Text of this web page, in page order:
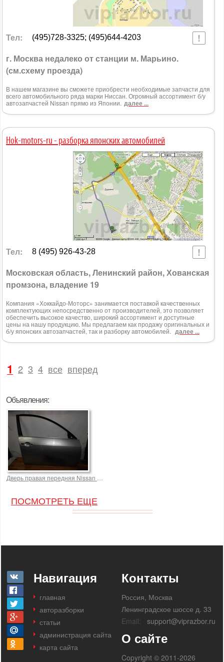
Объявления:
Дверь правая передняя Nissan Primera 5500,0 р.
ПОСМОТРЕТЬ ЕЩЕ
Тел: (495)728-3325; (495)644-4203
г. Москва недалеко от станции м. Марьино.
(см.схему проезда)
В нашем магазине вы сможете приобрести необходимые запчасти для
всего автомобильного ряда марки Ниссан. Огромный ассортимент б/у
автозапчастей Nissan прямо из Японии. далее ...
Hok-motors-ru - разборка японских автомобилей
Тел: 8 (495) 926-43-28
Московская область, Ленинский район, Хованская
промзона, владение 19
Компания «Хоккайдо-Моторс» занимается поставкой качественных
комплектующих непосредственно от производителей, это позволяет
обеспечить высокое качество, широкий ассортимент и доступные
цены на нашу продукцию. Мы предлагаем как продажу оригинальных и
б/у японских автозапчастей, так и разборку автомобилей. далее ...
1 2 3 4 все вперед
Навигация
главная
авторазборки
статьи
администрация сайта
карта сайта
Контакты
Россия, Москва
Ленинградское шоссе д. 33
Email:
support@viprazbor.ru
О сайте
Copyright © 2011-2026